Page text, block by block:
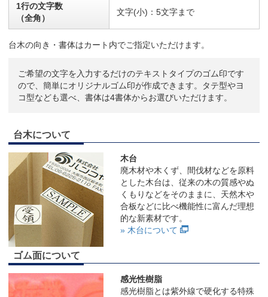
1行の文字数
（全角）
文字(小)：5文字まで
台木の向き・書体はカート内でご指定いただけます。
ご希望の文字を入力するだけのテキストタイプのゴム印です
ので、簡単にオリジナルゴム印が作成できます。タテ型やヨ
コ型なども選べ、書体は4書体からお選びいただけます。
台木について
木台
廃木材や木くず、間伐材などを原料
とした木台は、従来の木の質感やぬ
くもりなどをそのままに、天然木や
合板などに比べ機能性に富んだ理想
的な新素材です。
» 木台について
ゴム面について
感光性樹脂
感光樹脂とは紫外線で硬化する特殊